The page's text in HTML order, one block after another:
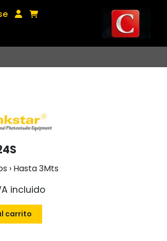
› Hasta 3Mts
incluido
carrito